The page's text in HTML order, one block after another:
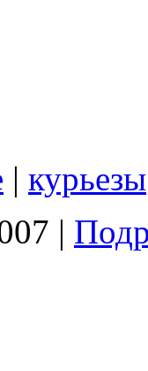
| курьезы
|